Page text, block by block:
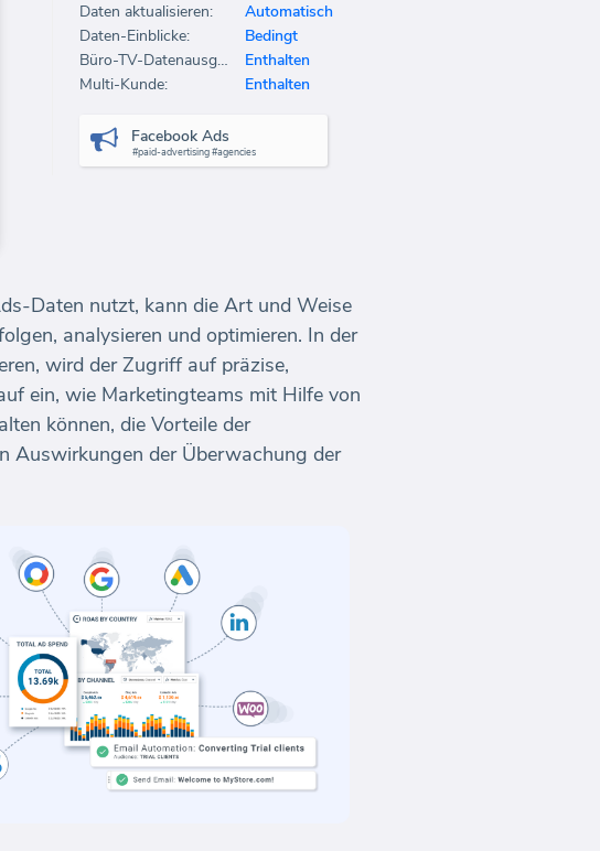
Daten nutzt, kann die Art und Weise
analysieren und optimieren. In der
wird der Zugriff auf präzise,
ein, wie Marketingteams mit Hilfe von
können, die Vorteile der
Auswirkungen der Überwachung der
Daten aktualisieren:
Automatisch
Daten-Einblicke:
Bedingt
Büro-TV-Datenausgabe:
Enthalten
Multi-Kunde:
Enthalten
Facebook Ads
#paid-advertising #agencies